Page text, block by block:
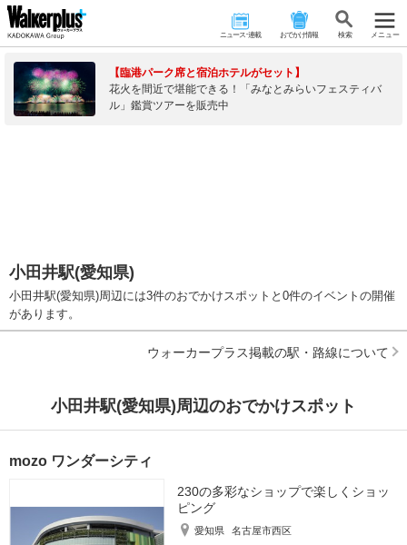
ニュース･連載 おでかけ情報 検 索 メニュー
【臨港パーク席と宿泊ホテルがセット】
花火を間近で堪能できる！「みなとみらいフェスティバ
ル」鑑賞ツアーを販売中
小田井駅(愛知県)
小田井駅(愛知県)周辺には3件のおでかけスポットと0件のイベントの開催
があります。
ウォーカープラス掲載の駅・路線について
小田井駅(愛知県)周辺のおでかけスポット
mozo ワンダーシティ
230の多彩なショップで楽しくショッ
ピング
愛知県
名古屋市西区